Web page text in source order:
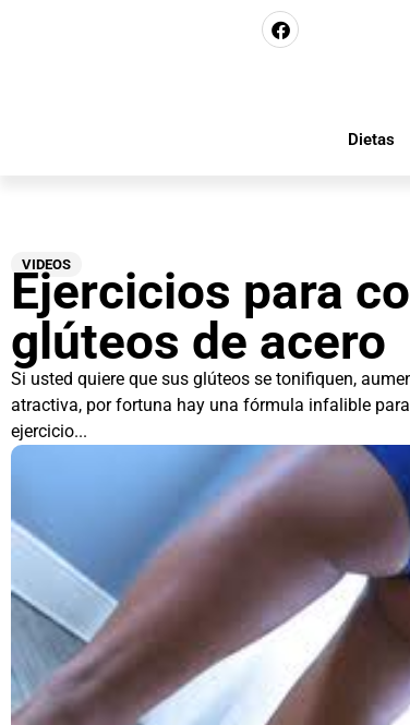
Dietas
VIDEOS
Ejercicios para
glúteos de acero
Si usted quiere que sus glúteos se tonifiquen,
atractiva, por fortuna hay una fórmula infalible
ejercicio...